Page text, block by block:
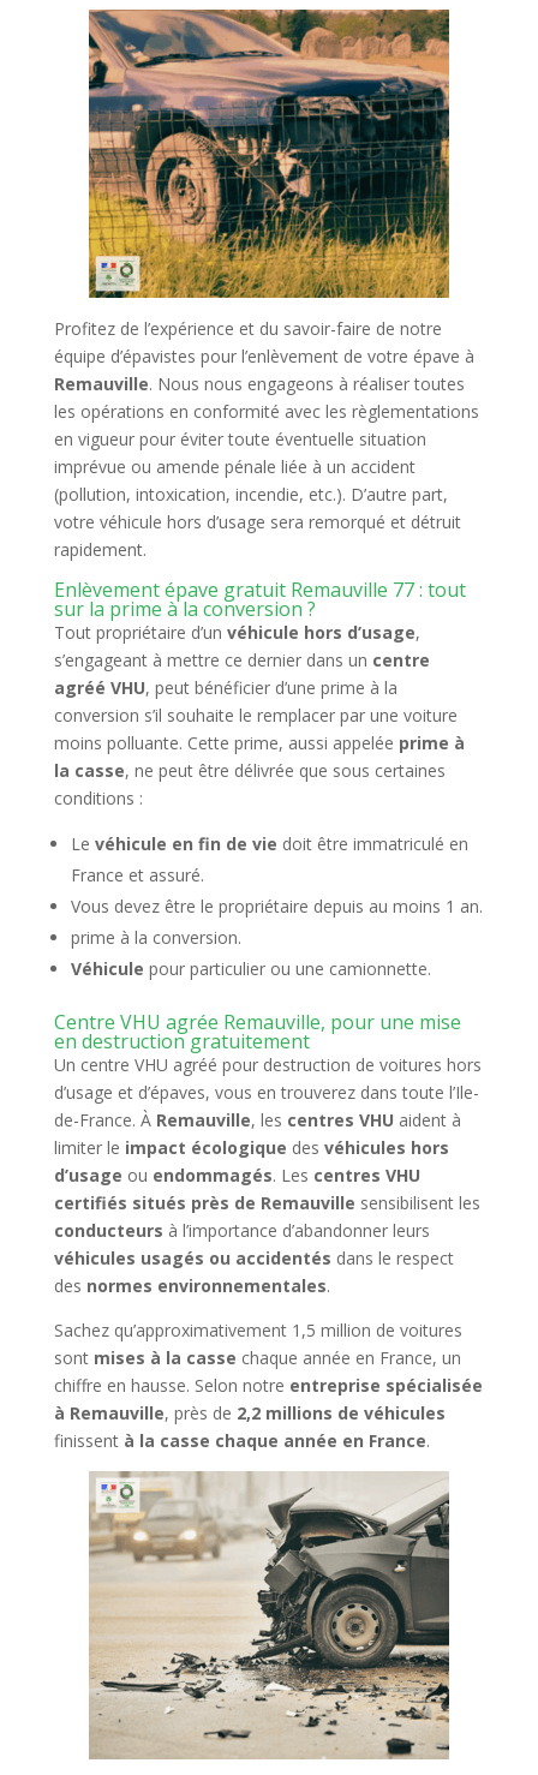
Profitez de l’expérience et du savoir-faire de notre
équipe d’épavistes pour l’enlèvement de votre épave à
Remauville. Nous nous engageons à réaliser toutes
les opérations en conformité avec les règlementations
en vigueur pour éviter toute éventuelle situation
imprévue ou amende pénale liée à un accident
(pollution, intoxication, incendie, etc.). D’autre part,
votre véhicule hors d’usage sera remorqué et détruit
rapidement.
Enlèvement épave gratuit Remauville 77 : tout
sur la prime à la conversion ?
Tout propriétaire d’un véhicule hors d’usage,
s’engageant à mettre ce dernier dans un centre
agréé VHU, peut bénéficier d’une prime à la
conversion s’il souhaite le remplacer par une voiture
moins polluante. Cette prime, aussi appelée prime à
la casse, ne peut être délivrée que sous certaines
conditions :
Le véhicule en fin de vie doit être immatriculé en
France et assuré.
Vous devez être le propriétaire depuis au moins 1 an.
prime à la conversion.
Véhicule pour particulier ou une camionnette.
Centre VHU agrée Remauville, pour une mise
en destruction gratuitement
Un centre VHU agréé pour destruction de voitures hors
d’usage et d’épaves, vous en trouverez dans toute l’Ile-
de-France. À Remauville, les centres VHU aident à
limiter le impact écologique des véhicules hors
d’usage ou endommagés. Les centres VHU
certifiés situés près de Remauville sensibilisent les
conducteurs à l’importance d’abandonner leurs
véhicules usagés ou accidentés dans le respect
des normes environnementales.
Sachez qu’approximativement 1,5 million de voitures
sont mises à la casse chaque année en France, un
chiffre en hausse. Selon notre entreprise spécialisée
à Remauville, près de 2,2 millions de véhicules
finissent à la casse chaque année en France.